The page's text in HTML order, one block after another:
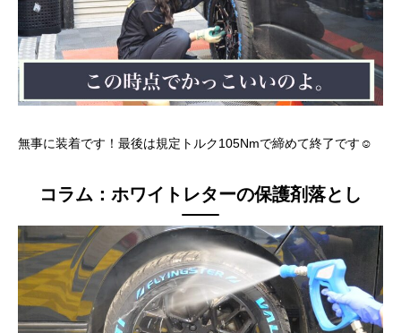
無事に装着です！最後は規定トルク105Nmで締めて終了です☺
コラム：ホワイトレターの保護剤落とし